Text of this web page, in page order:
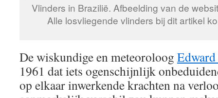
Vlinders in Brazilië. Afbeelding van de
Alle losvliegende vlinders bij dit artikel
De wiskundige en meteoroloog
1961 dat iets ogenschijnlijk
op elkaar inwerkende krachten na